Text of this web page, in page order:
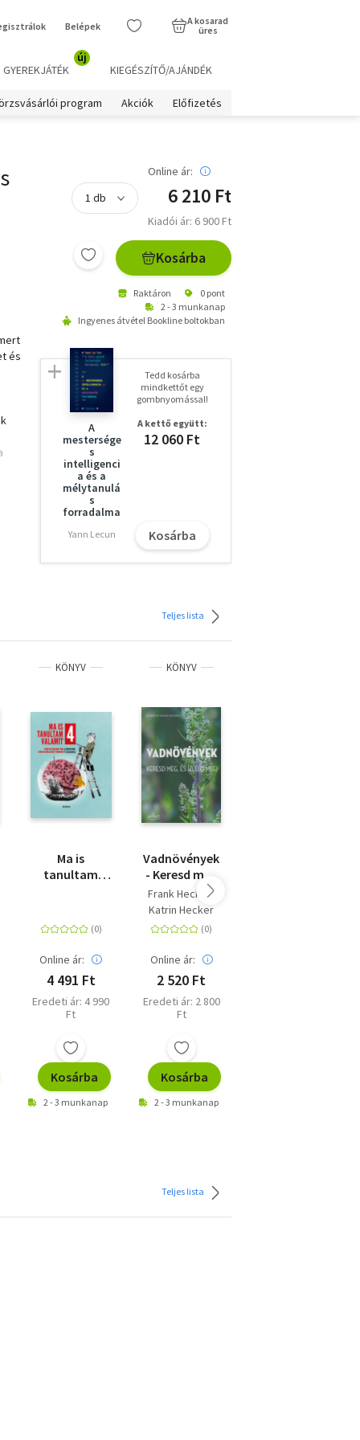
Belépek
A kosarad
üres
GYEREKJÁTÉK
új
KIEGÉSZÍTŐ/AJÁNDÉK
program Akciók Előfizetés
és
Online ár:
6 210 Ft
Kiadói ár: 6 900 Ft
Kosárba
Raktáron
0 pont
2 - 3 munkanap
Ingyenes átvétel Bookline boltokban
A
mestersége
s
intelligenci
a és a
mélytanulá
s
forradalma
Yann Lecun
Tedd kosárba
mindkettőt egy
gombnyomással!
A kettő együtt:
12 060 Ft
Kosárba
Teljes lista
KÖNYV
Ma is
tanultam
Online ár:
4 491 Ft
Eredeti ár: 4 990
Ft
Kosárba
2 - 3 munkanap
KÖNYV
Vadnövények
- Keresd meg
és ízleld meg!
Frank Hecker
Katrin Hecker
Online ár:
2 520 Ft
Eredeti ár: 2 800
Ft
Kosárba
2 - 3 munkanap
Teljes lista